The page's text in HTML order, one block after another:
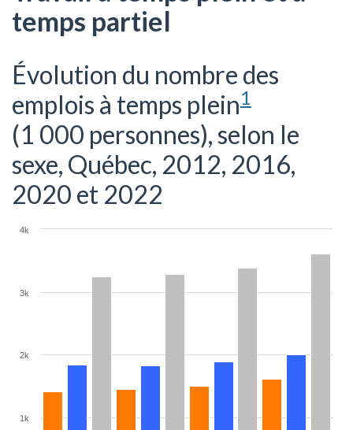
temps partiel
Évolution du nombre des
emplois à temps plein1
(1 000 personnes), selon le
sexe, Québec, 2012, 2016,
2020 et 2022
1k
2k
3k
4k